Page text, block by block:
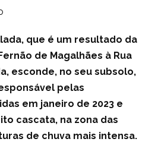
que é um resultado da
de Magalhães à Rua
esconde, no seu subsolo,
pelas
em janeiro de 2023 e
cascata, na zona das
de chuva mais intensa.